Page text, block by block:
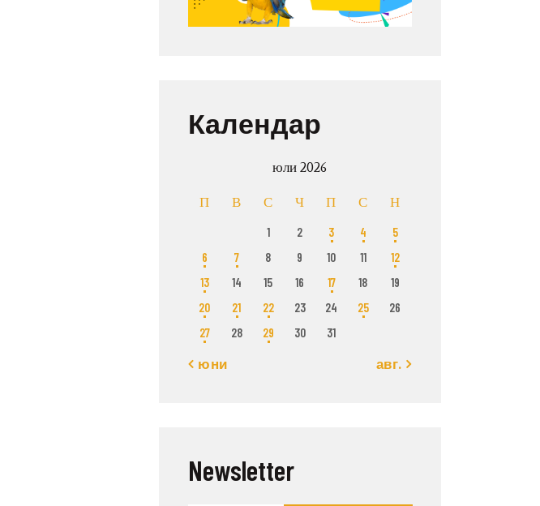
Календар
юли 2026
П В С Ч П С Н
1 2 3 4
5
6
7 8 9 10 11
12
13
14 15 16 17 18
19
20
21 22 23 24 25
26
27
28 29 30 31
« юни авг. »
Newsletter